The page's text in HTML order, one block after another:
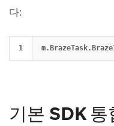
다:
기본 SDK 통